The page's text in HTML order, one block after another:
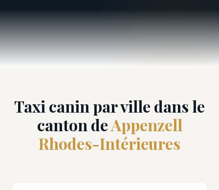
Taxi canin par ville dans le
canton deAppenzell
Rhodes-Intérieures